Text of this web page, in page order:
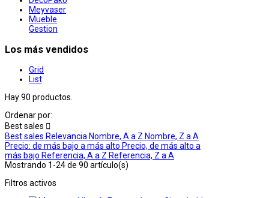
Meyvaser
Mueble
Gestion
Los más vendidos
Grid
List
Hay 90 productos.
Ordenar por:
Best sales 
Best sales Relevancia Nombre, A a Z Nombre, Z a A
Precio: de más bajo a más alto Precio, de más alto a
más bajo Referencia, A a Z Referencia, Z a A
Mostrando 1-24 de 90 artículo(s)
Filtros activos